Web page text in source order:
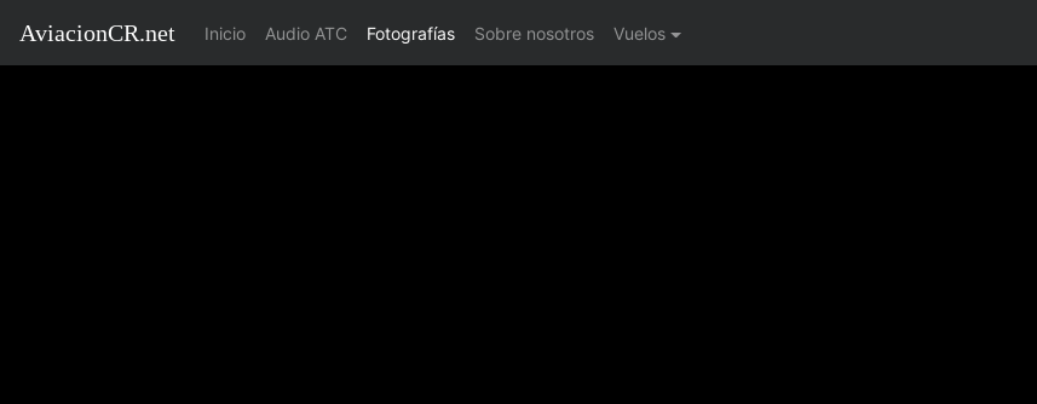
AviacionCR.net Inicio(current)
Audio ATC Fotografías Sobre nosotros Vuelos